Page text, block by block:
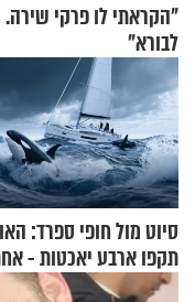
"הקראתי לו פרקי
לבורא"
סיוט מול חופי ספרד:
תקפו ארבע יאכטות -
טבעה